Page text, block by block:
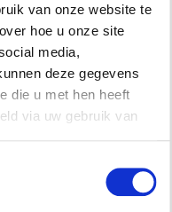
van onze website te
hoe u onze site
media,
deze gegevens
die u met hen heeft
via uw gebruik van